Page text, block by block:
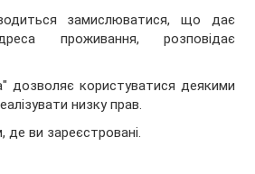
замислюватися, що дає
проживання, розповідає
дозволяє користуватися деякими
низку прав.
ви зареєстровані.